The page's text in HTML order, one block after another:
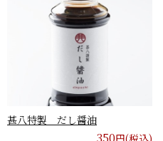
甚八特製 だし醤油